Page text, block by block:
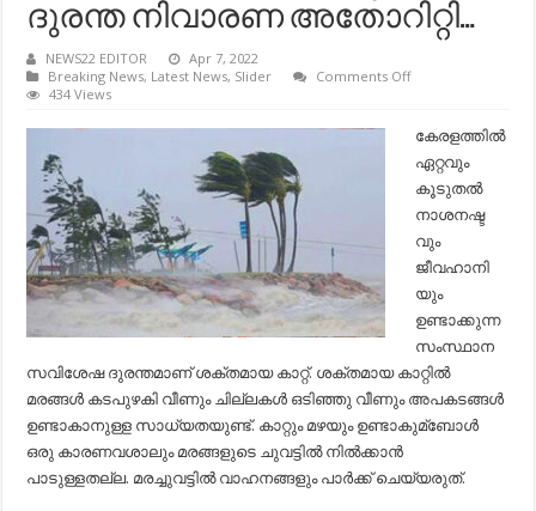
ദുരന്ത നിവാരണ അതോറിറ്റി…
NEWS22 EDITOR
Apr 7, 2022
Breaking News, Latest News, Slider Comments Offon
ശക്തമാകുന്നു,
ഇക്കാര്യങ്ങള്‍
ശ്രദ്ധിക്കണം;
ജാ​
ഗ്രത
നിര്‍ദേശങ്ങളുമായി
ദുരന്ത
നിവാരണ
അതോറിറ്റി…
434 Views
കേരളത്തില്‍
ഏറ്റവും
കൂടുതല്‍
നാശനഷ്ട
വും
ജീവഹാനി
യും
ഉണ്ടാക്കുന്ന
സംസ്ഥാന
സവിശേഷ ദുരന്തമാണ് ശക്തമായ കാറ്റ്. ശക്തമായ കാറ്റില്‍
മരങ്ങള്‍ കടപുഴകി വീണും ചില്ലകള്‍ ഒടിഞ്ഞു വീണും അപകടങ്ങള്‍
ഉണ്ടാകാനുള്ള സാധ്യതയുണ്ട്. കാറ്റും മഴയും ഉണ്ടാകുമ്ബോള്‍
ഒരു കാരണവശാലും മരങ്ങളുടെ ചുവട്ടില്‍ നില്‍ക്കാന്‍
പാടുള്ളതല്ല. മരച്ചുവട്ടില്‍ വാഹനങ്ങളും പാര്‍ക്ക് ചെയ്യരുത്.